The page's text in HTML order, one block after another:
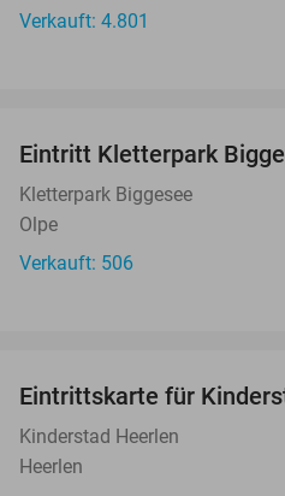
Verkauft: 4.801
Eintritt Kletterpark
Kletterpark Biggesee
Olpe
Verkauft: 506
Eintrittskarte für
Kinderstad Heerlen
Heerlen